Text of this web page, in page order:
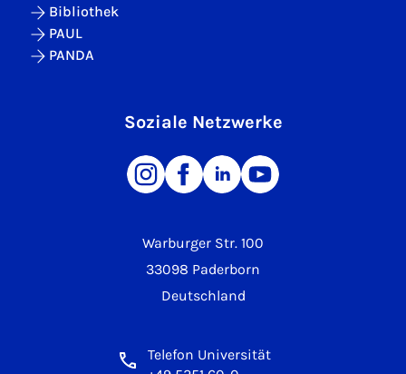
Warburger Str. 100
33098 Paderborn
Deutschland
Telefon Universität
Bibliothek
PAUL
PANDA
Soziale Netzwerke